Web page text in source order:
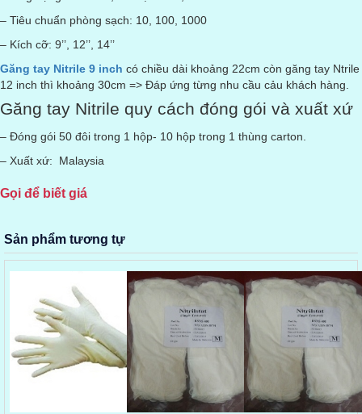
– Tiêu chuẩn phòng sạch: 10, 100, 1000
– Kích cỡ: 9’’, 12’’, 14’’
Găng tay Nitrile 9 inch có chiều dài khoảng 22cm còn găng tay Ntrile
12 inch thì khoảng 30cm => Đáp ứng từng nhu cầu cảu khách hàng.
Găng tay Nitrile quy cách đóng gói và xuất xứ
– Đóng gói 50 đôi trong 1 hộp- 10 hộp trong 1 thùng carton.
– Xuất xứ: Malaysia
Gọi để biết giá
Sản phẩm tương tự